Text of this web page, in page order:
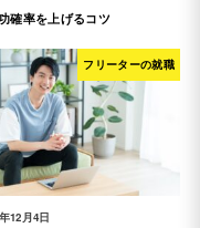
確率を上げるコツ
フリーターの就職
12月4日